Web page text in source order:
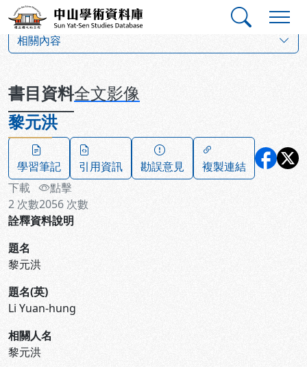
跳到主要內容
中山學術資料庫
相關內容
書目資料全文影像
黎元洪
學習筆記 引用資訊 勘誤意見
複製連結
下載
2 次數
點擊
2056 次數
詮釋資料說明
題名
黎元洪
題名(英)
Li Yuan-hung
相關人名
黎元洪